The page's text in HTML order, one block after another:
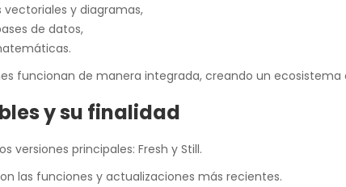
y diagramas,
de datos,
funcionan de manera integrada, creando un
y su finalidad
versiones principales: Fresh y Still.
las funciones y actualizaciones más recientes.